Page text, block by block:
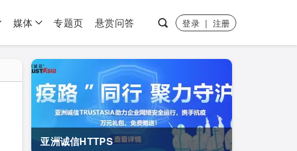
媒体 专题页 悬赏问答 登录 | 注册
亚洲诚信HTTPS